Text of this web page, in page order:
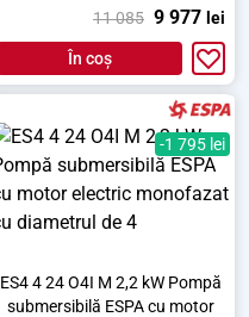
diametrul de 4
11 085 9 977 lei
În coș
-1 795 lei
ES4 4 24 O4I M 2,2 kW Pompă
submersibilă ESPA cu motor